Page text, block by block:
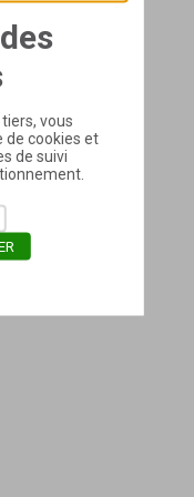
vous
de cookies et
de suivi